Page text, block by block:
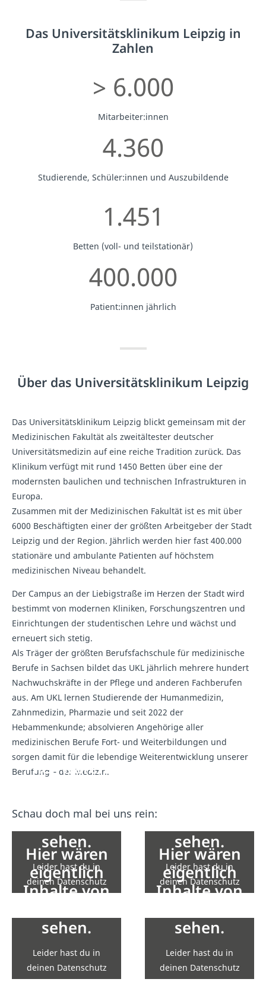
Das Universitätsklinikum Leipzig in
Zahlen
> 6.000
Mitarbeiter:innen
4.360
Studierende, Schüler:innen und Auszubildende
1.451
Betten (voll- und teilstationär)
400.000
Patient:innen jährlich
Über das Universitätsklinikum Leipzig
​Das Universitätsklinikum Leipzig blickt gemeinsam mit der
Medizinischen Fakultät als zweitältester deutscher
Universitätsmedizin auf eine reiche Tradition zurück. Das
Klinikum verfügt mit rund 1450 Betten über eine der
modernsten baulichen und technischen Infrastrukturen in
Europa.
Zusammen mit der Medizinischen Fakultät ist es mit über
6000 Beschäftigten einer der größten Arbeitgeber der Stadt
Leipzig und der Region. Jährlich werden hier fast 400.000
stationäre und ambulante Patienten auf höchstem
medizinischen Niveau behandelt.​
Der Campus an der Liebigstraße im Herzen der Stadt wird
bestimmt von modernen Kliniken, Forschungszentren und
Einrichtungen der studentischen Lehre und wächst und
erneuert sich stetig.
Als Träger der größten Berufsfachschule für medizinische
Berufe in Sachsen bildet das UKL jährlich mehrere hundert
Nachwuchskräfte in der Pflege und anderen Fachberufen
aus. Am UKL lernen Studierende der Humanmedizin,
Zahnmedizin, Pharmazie und seit 2022 der
Hebammenkunde; absolvieren Angehörige aller
medizinischen Berufe Fort- und Weiterbildungen und
sorgen damit für die lebendige Weiterentwicklung unserer
Berufung – der Medizin.
Schau doch mal bei uns rein:
Hier wären
Inhalte von
YouTube zu
sehen.
Leider hast du in
deinen Datenschutz
Einstellungen die
erlaubt.
Zu den Einstellungen
Hier wären
YouTube zu
sehen.
Leider hast du in
deinen Datenschutz
Einstellungen die
erlaubt.
Zu den Einstellungen
Hier wären
eigentlich
Inhalte von
sehen.
Leider hast du in
deinen Datenschutz
Einstellungen die
Hier wären
eigentlich
Inhalte von
sehen.
Leider hast du in
deinen Datenschutz
Einstellungen die